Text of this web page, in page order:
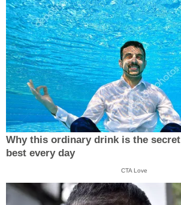
Why this ordinary drink is the
best every day
CTA Love